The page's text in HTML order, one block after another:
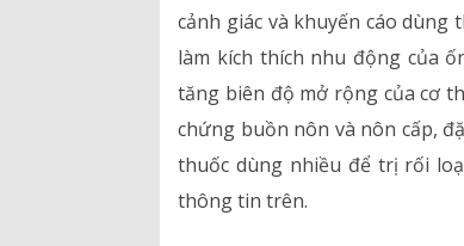
cảnh giác và khuyến cáo dùng
làm kích thích nhu động của
tăng biên độ mở rộng của cơ
chứng buồn nôn và nôn cấp,
thuốc dùng nhiều để trị rối
thông tin trên.